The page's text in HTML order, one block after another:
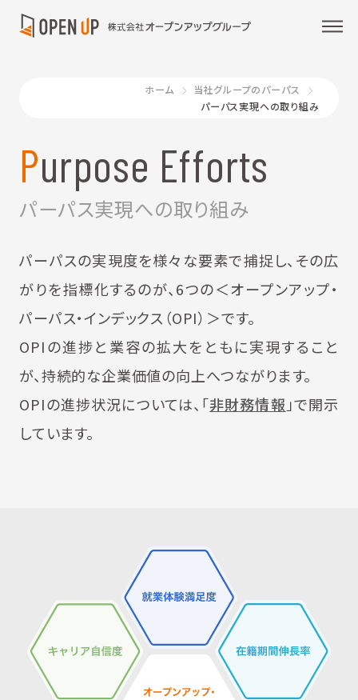
ホーム
当社グループのパーパス
パーパス実現への取り組み
Purpose Efforts
パーパス実現への取り組み
パーパスの実現度を様々な要素で捕捉し、その広
がりを指標化するのが、6つの＜オープンアップ・
パーパス・インデックス（OPI）＞です。
OPIの進捗と業容の拡大をともに実現すること
が、持続的な企業価値の向上へつながります。
OPIの進捗状況については、「非財務情報」で開示
しています。